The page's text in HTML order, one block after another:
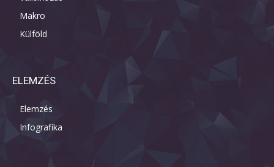
Makro
Külföld
ELEMZÉS
Elemzés
Infografika